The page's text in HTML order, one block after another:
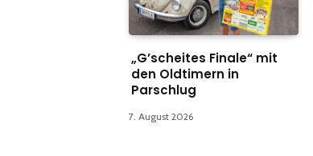
„G’scheites Finale“ mit
den Oldtimern in
Parschlug
7. August 2026